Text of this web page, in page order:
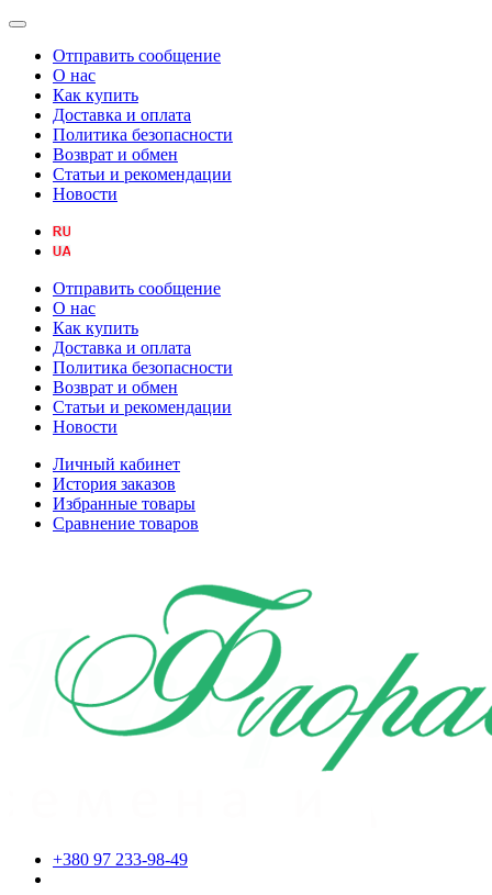
Отправить сообщение
О нас
Как купить
Доставка и оплата
Политика безопасности
Возврат и обмен
Статьи и рекомендации
Новости
Отправить сообщение
О нас
Как купить
Доставка и оплата
Политика безопасности
Возврат и обмен
Статьи и рекомендации
Новости
Личный кабинет
История заказов
Избранные товары
Сравнение товаров
+380 97 233-98-49